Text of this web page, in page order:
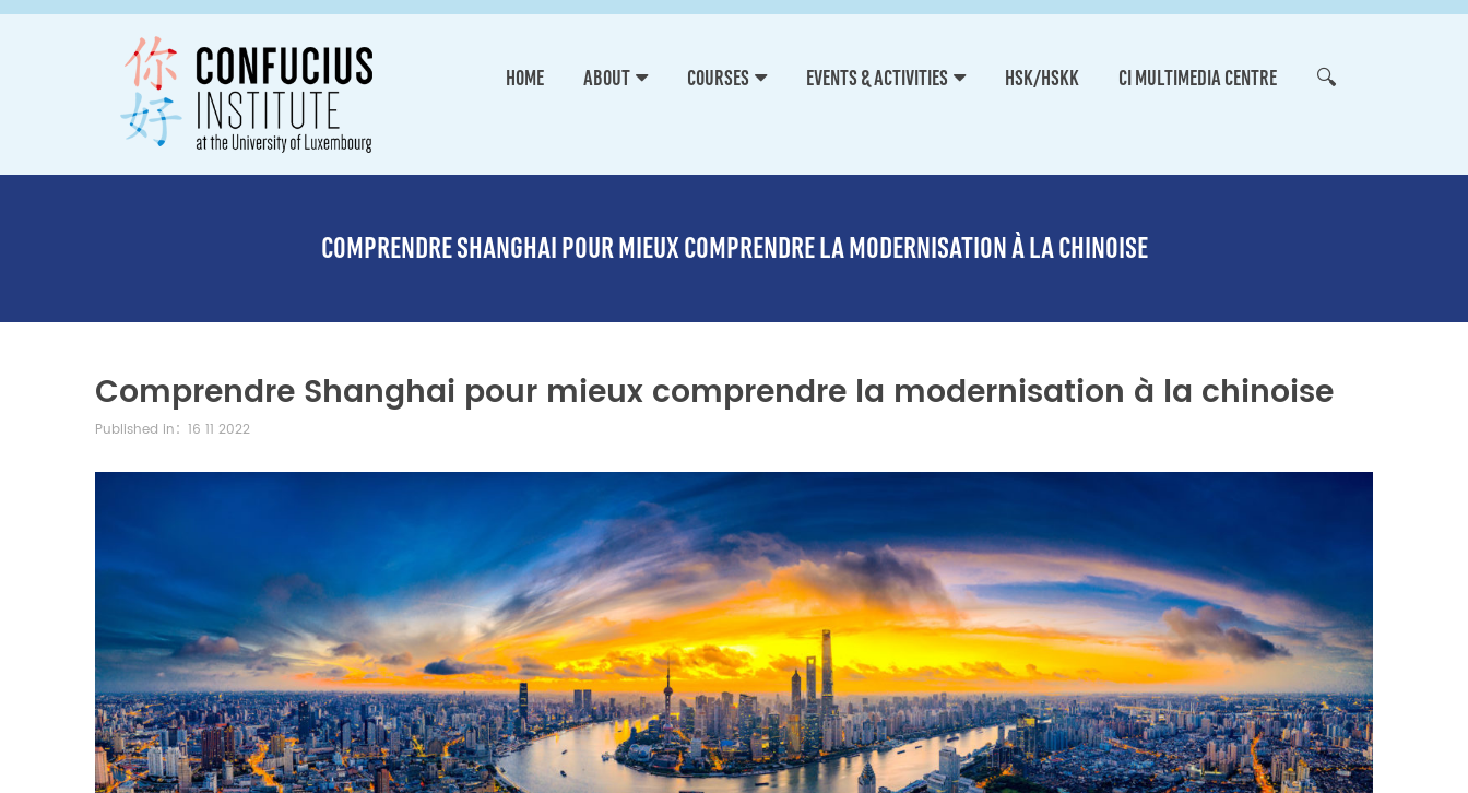
HOME ABOUT COURSES EVENTS & ACTIVITIES HSK/HSKK CI MULTIMEDIA CENTRE 🔍
COMPRENDRE SHANGHAI POUR MIEUX COMPRENDRE LA MODERNISATION À LA CHINOISE
Comprendre Shanghai pour mieux comprendre la modernisation à la chinoise
Published in：16 11 2022